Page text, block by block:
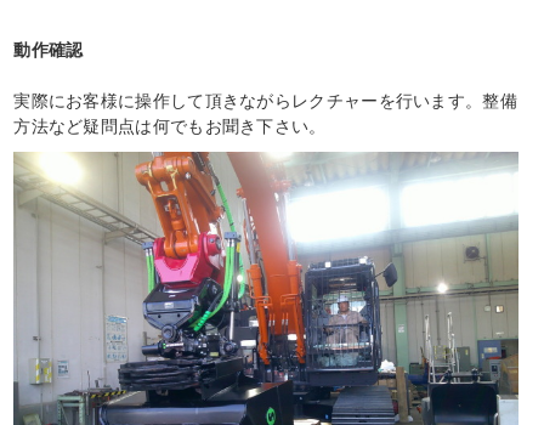
動作確認
実際にお客様に操作して頂きながらレクチャーを行います。整備
方法など疑問点は何でもお聞き下さい。